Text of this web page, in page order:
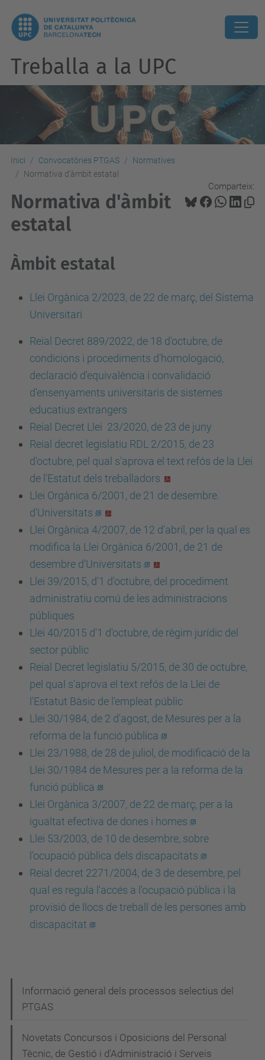
Treballa a la UPC
Inici Convocatòries PTGAS
Normatives
Normativa d'àmbit estatal
Comparteix:
Normativa d'àmbit
estatal
Àmbit estatal
Llei Orgànica 2/2023, de 22 de març, del Sistema
Universitari
Reial Decret 889/2022, de 18 d'octubre, de
condicions i procediments d'homologació,
declaració d'equivalència i convalidació
d'ensenyaments universitaris de sistemes
educatius extrangers
Reial Decret Llei 23/2020, de 23 de juny
Reial decret legislatiu RDL 2/2015, de 23
d'octubre, pel qual s'aprova el text refós de la Llei
de l'Estatut dels treballadors
Llei Orgànica 6/2001, de 21 de desembre.
d'Universitats
Llei Orgànica 4/2007, de 12 d'abril, per la qual es
modifica la Llei Orgànica 6/2001, de 21 de
desembre d'Universitats
Llei 39/2015, d'1 d'octubre, del procediment
administratiu comú de les administracions
públiques
Llei 40/2015 d'1 d'octubre, de règim jurídic del
sector públic
Reial Decret legislatiu 5/2015, de 30 de octubre,
pel qual s'aprova el text refós de la Llei de
l'Estatut Bàsic de l'empleat públic
Llei 30/1984, de 2 d'agost, de Mesures per a la
reforma de la funció pública
Llei 23/1988, de 28 de juliol, de modificació de la
Llei 30/1984 de Mesures per a la reforma de la
funció pública
Llei Orgànica 3/2007, de 22 de març, per a la
igualtat efectiva de dones i homes
Llei 53/2003, de 10 de desembre, sobre
l'ocupació pública dels discapacitats
Reial decret 2271/2004, de 3 de desembre, pel
qual es regula l'accés a l'ocupació pública i la
provisió de llocs de treball de les persones amb
discapacitat
Informació general dels processos selectius del
PTGAS
Novetats Concursos i Oposicions del Personal
Tècnic, de Gestió i d'Administració i Serveis